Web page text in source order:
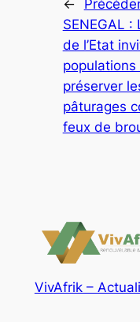
←
SENEGAL :
de l’Etat
populations
préserver
pâturages
feux de
VivAfrik –